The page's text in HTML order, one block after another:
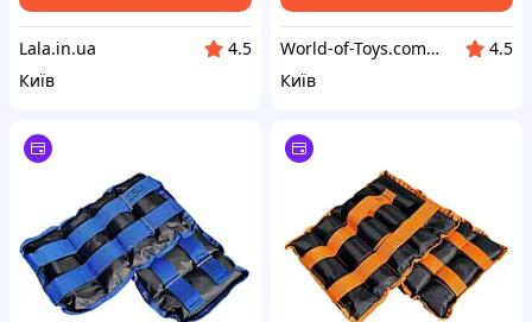
Lala.in.ua
4.5
Київ
World-of-Toys.com.ua
4.5
Київ